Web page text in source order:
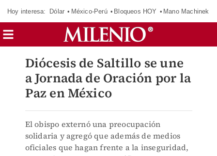
Hoy interesa: Dólar México-Perú Bloqueos HOY Mano Machinek
Diócesis de Saltillo se une
a Jornada de Oración por la
Paz en México
El obispo externó una preocupación
solidaria y agregó que además de medios
oficiales que hagan frente a la inseguridad,